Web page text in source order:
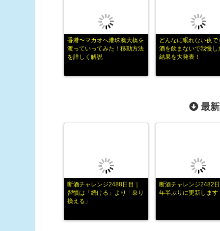
香港〜マカオへ港珠澳大橋を
渡っていってみた！移動方法
を詳しく解説
どんなに眠れない夜で
酒を飲まないで我慢し
結果を大発表！
最
断酒チャレンジ2488日目｜
習慣は「続ける」より「乗り
換える」
断酒チャレンジ2482
年半ぶりに更新します